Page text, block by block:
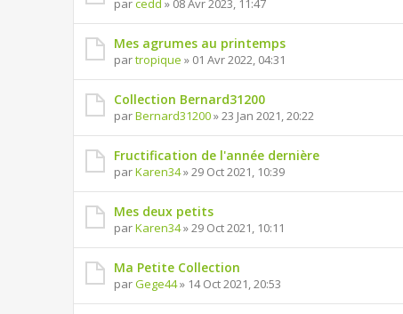
parcedd » 08 Avr 2023, 11:47
Mes agrumes au printemps
partropique » 01 Avr 2022, 04:31
Collection Bernard31200
parBernard31200» 23 Jan 2021, 20:22
Fructification de l'année dernière
parKaren34» 29 Oct 2021, 10:39
Mes deux petits
parKaren34» 29 Oct 2021, 10:11
Ma Petite Collection
parGege44» 14 Oct 2021, 20:53